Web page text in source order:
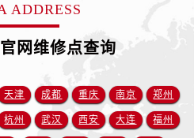
河南省开封市鼓楼区中山路售后服务中心（需提前预约）
河南省洛阳市西工区中州中路与解放路交叉口售后服务中心（需提前预约）
ADDRESS
网维修点查询
天津 成都 重庆 南京 郑州
杭州 武汉 西安 大连 福州